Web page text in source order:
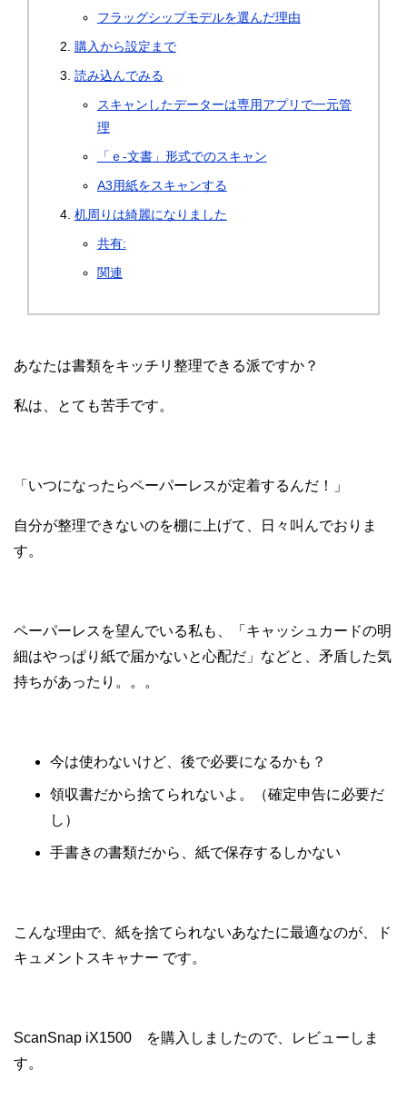
フラッグシップモデルを選んだ理由
購入から設定まで
読み込んでみる
スキャンしたデーターは専用アプリで一元管
理
「ｅ-文書」形式でのスキャン
A3用紙をスキャンする
机周りは綺麗になりました
共有:
関連
あなたは書類をキッチリ整理できる派ですか？
私は、とても苦手です。
「いつになったらペーパーレスが定着するんだ！」
自分が整理できないのを棚に上げて、日々叫んでおりま
す。
ペーパーレスを望んでいる私も、「キャッシュカードの明
細はやっぱり紙で届かないと心配だ」などと、矛盾した気
持ちがあったり。。。
今は使わないけど、後で必要になるかも？
領収書だから捨てられないよ。（確定申告に必要だ
し）
手書きの書類だから、紙で保存するしかない
こんな理由で、紙を捨てられないあなたに最適なのが、ド
キュメントスキャナー です。
ScanSnap iX1500 を購入しましたので、レビューしま
す。